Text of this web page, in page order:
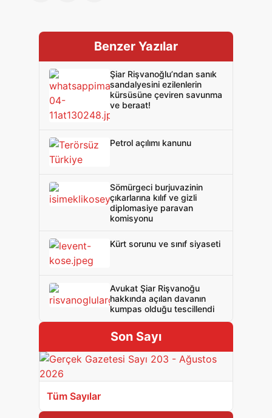
Benzer Yazılar
Şiar Rişvanoğlu’ndan sanık
sandalyesini ezilenlerin
kürsüsüne çeviren savunma
ve beraat!
Petrol açılımı kanunu
Sömürgeci burjuvazinin
çıkarlarına kılıf ve gizli
diplomasiye paravan
komisyonu
Kürt sorunu ve sınıf siyaseti
Avukat Şiar Rişvanoğu
hakkında açılan davanın
kumpas olduğu tescillendi
Son Sayı
Tüm Sayılar